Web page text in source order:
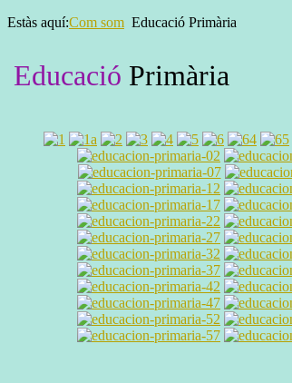
Estàs aquí:Com som Educació Primària
Educació Primària